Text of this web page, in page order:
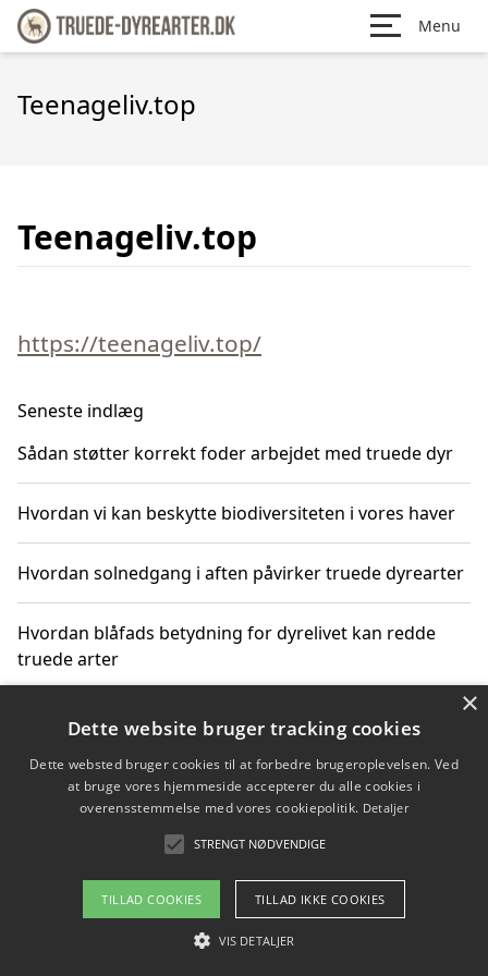
Menu
Teenageliv.top
Teenageliv.top
https://teenageliv.top/
Seneste indlæg
Sådan støtter korrekt foder arbejdet med truede dyr
Hvordan vi kan beskytte biodiversiteten i vores haver
Hvordan solnedgang i aften påvirker truede dyrearter
Hvordan blåfads betydning for dyrelivet kan redde
truede arter
Hvordan kan gaver til unge voksne støtte bevarelsen
Copyright 2026 - Pilanto Aps
Om / kontakt
Blog Betingelser
×
Dette website bruger tracking cookies
Dette websted bruger cookies til at forbedre brugeroplevelsen. Ved
at bruge vores hjemmeside accepterer du alle cookies i
overensstemmelse med vores cookiepolitik. Detaljer
STRENGT NØDVENDIGE
TILLAD COOKIES TILLAD IKKE COOKIES
VIS DETALJER